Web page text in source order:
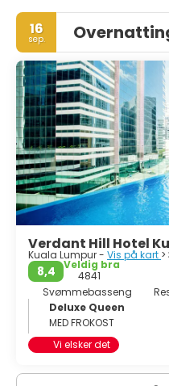
16
sep.
Verdant Hill Hotel
Kuala Lumpur - Vis på kart
8,4
Veldig bra
4841
Svømmebasseng
Deluxe Queen
MED FROKOST
Vi elsker det